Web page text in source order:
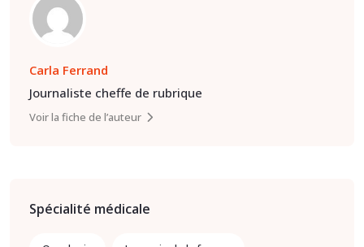
Carla Ferrand
Journaliste cheffe de rubrique
Voir la fiche de l’auteur
Spécialité médicale